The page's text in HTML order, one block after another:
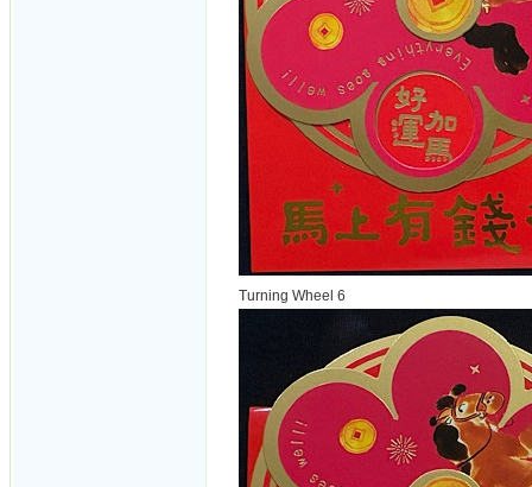
Turning Wheel 6